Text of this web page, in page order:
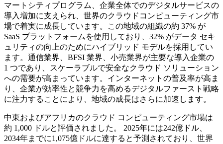
マートシティプログラム、企業全体でのデジタルサービスの
導入増加に支えられ、世界のクラウドコンピューティング市
場で着実に成長しています。この地域の組織の約 37% が
SaaS プラットフォームを使用しており、32% がデータ セキ
ュリティの向上のためにハイブリッド モデルを採用してい
ます。通信業界、BFSI 業界、小売業界が主要な導入企業の
1 つであり、スケーラブルで安全なクラウド ソリューション
への需要が高まっています。インターネットの普及率が高ま
り、企業が効率性と競争力を高めるデジタルファースト戦略
に注力することにより、地域の成長はさらに加速します。
中東およびアフリカのクラウド コンピューティング市場は
約 1,000 ドルと評価されました。 2025年には242億ドル、
2034年までに1,075億ドルに達すると予測されており、世界